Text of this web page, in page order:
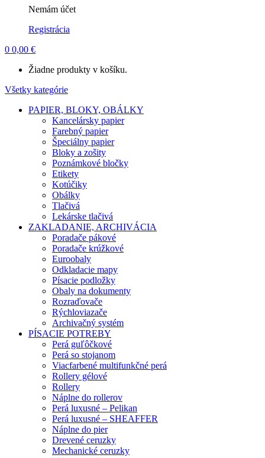
Nemám účet
Registrácia
0 0,00 €
Žiadne produkty v košíku.
Všetky kategórie
PAPIER, BLOKY, OBÁLKY
Kancelársky papier
Farebný papier
Špeciálny papier
Bloky a zošity
Poznámkové bločky
Etikety
Kotúčiky
Obálky
Tlačivá
Lekárske tlačivá
ZAKLADANIE, ARCHIVÁCIA
Poradače pákové
Poradače krúžkové
Euroobaly
Odkladacie mapy
Písacie podložky
Obaly na dokumenty
Rozraďovače
Rýchloviazače
Archivačný systém
PÍSACIE POTREBY
Perá guľôčkové
Perá so stojanom
Viacfarbené multifunkčné perá
Rollery gélové
Rollery
Náplne do rollerov
Perá luxusné – Pelikan
Perá luxusné – SHEAFFER
Náplne do pier
Drevené ceruzky
Mechanické ceruzky